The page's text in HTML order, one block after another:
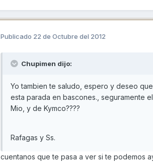
Publicado 22 de Octubre del 2012
Chupimen dijo:
Yo tambien te saludo, espero y deseo
esta parada en bascones., seguramente
Mio, y de Kymco????
Rafagas y Ss.
cuentanos que te pasa a ver si te podemos